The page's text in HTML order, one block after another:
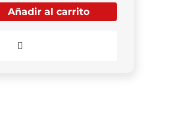
Añadir al carrito